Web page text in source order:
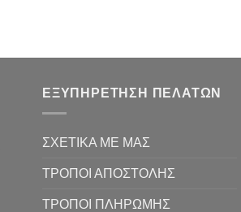
ΕΞΥΠΗΡΕΤΗΣΗ ΠΕΛΑΤΩΝ
ΣΧΕΤΙΚΑ ΜΕ ΜΑΣ
ΤΡΟΠΟΙ ΑΠΟΣΤΟΛΗΣ
ΤΡΟΠΟΙ ΠΛΗΡΩΜΗΣ